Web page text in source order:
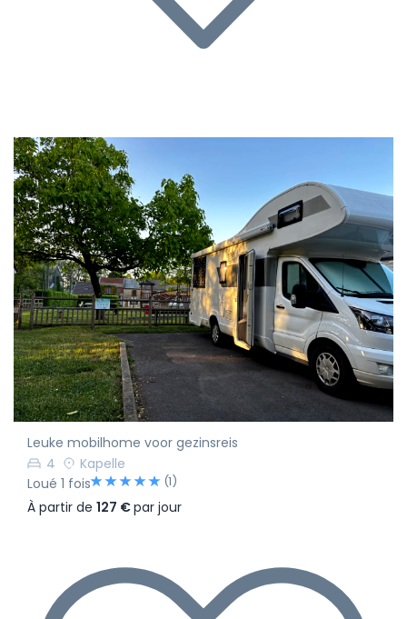
Leuke mobilhome voor gezinsreis
4
Kapelle
Loué 1 fois
(1)
À partir de 127 €par jour